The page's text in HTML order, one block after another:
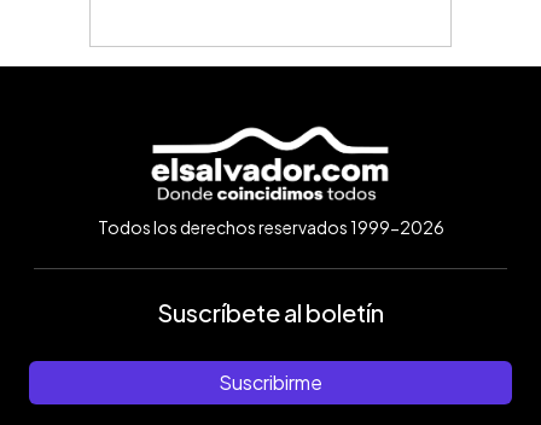
Todos los derechos reservados 1999-2026
Suscríbete al boletín
Suscribirme